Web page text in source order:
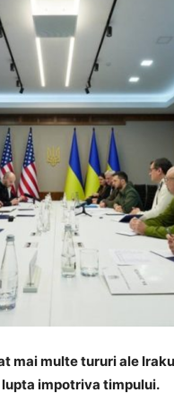
mai multe tururi ale
impotriva timpului.